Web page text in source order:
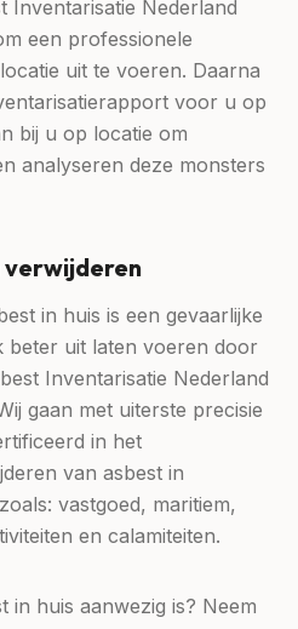
Inventarisatie Nederland
een professionele
uit te voeren. Daarna
voor u op
bij u op locatie om
analyseren deze monsters
verwijderen
in huis is een gevaarlijke
beter uit laten voeren door
Inventarisatie Nederland
gaan met uiterste precisie
in het
van asbest in
vastgoed, maritiem,
en calamiteiten.
in huis aanwezig is? Neem